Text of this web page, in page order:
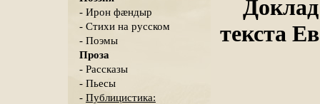
- Ирон фæндыр
- Стихи на русском
- Поэмы
Проза
- Рассказы
- Пьесы
- Публицистика:
текста